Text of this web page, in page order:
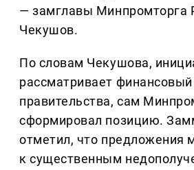
— замглавы Минпромторга
Чекушов.
По словам Чекушова,
рассматривает
правительства, сам
сформировал позицию.
отметил, что предложения
к существенным